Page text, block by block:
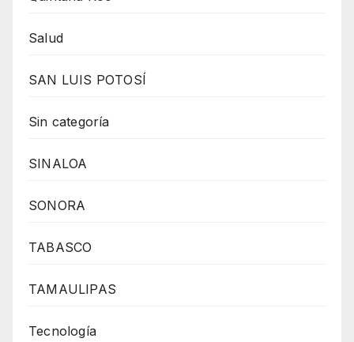
Salud
SAN LUIS POTOSÍ
Sin categoría
SINALOA
SONORA
TABASCO
TAMAULIPAS
Tecnología